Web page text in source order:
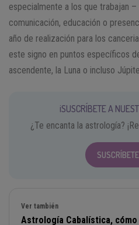
especialmente a los que trabajan
comunicación, educación o
año de realización para los
este signo en puntos específicos
ascendente, la Luna o incluso
¡SUSCRÍBETE A
¿Te encanta la astrología?
Ver también
Astrología Cabalística,